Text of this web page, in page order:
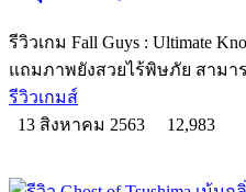
รีวิวเกม Fall Guys : Ultimate
แถมภาพยังสวยไร้พิษภัย สามา
รีวิวเกมส์
13 สิงหาคม 2563
12,983